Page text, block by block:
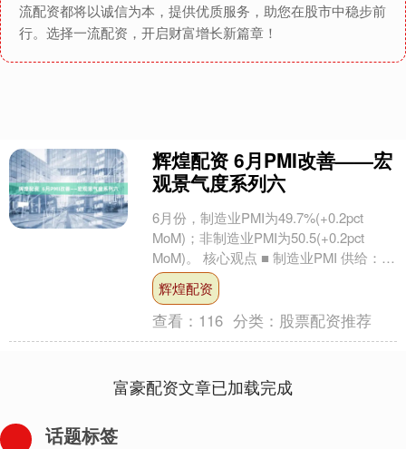
流配资都将以诚信为本，提供优质服务，助您在股市中稳步前
行。选择一流配资，开启财富增长新篇章！
辉煌配资 6月PMI改善——宏
观景气度系列六
6月份，制造业PMI为49.7%(+0.2pct
MoM)；非制造业PMI为50.5(+0.2pct
MoM)。 核心观点 ■ 制造业PMI 供给：制
造业生产逐....
辉煌配资
查看： 116 分类： 股票配资推荐
富豪配资文章已加载完成
话题标签